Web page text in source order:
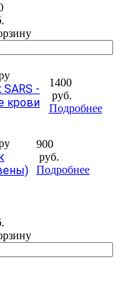
SARS -
крови
1400
руб.
Подробнее
900
руб.
Подробнее